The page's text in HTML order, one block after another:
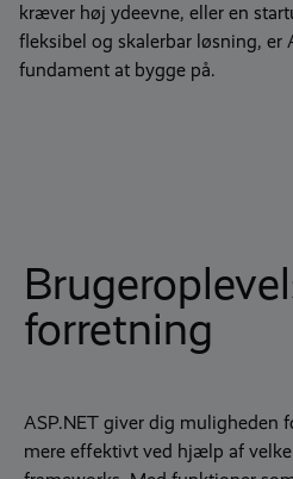
kræver høj ydeevne, eller en
fleksibel og skalerbar løsning, er
fundament at bygge på.
forretning
ASP.NET giver dig muligheden
mere effektivt ved hjælp af